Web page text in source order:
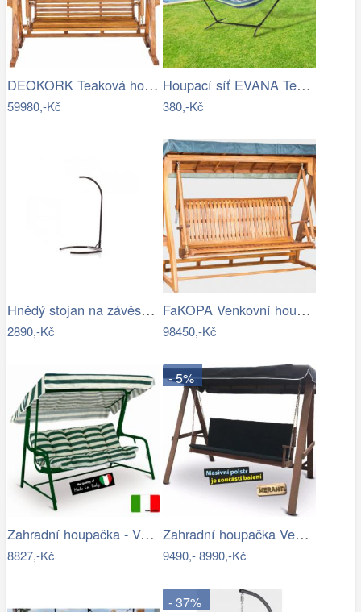
DEOKORK Teaková houpačka AVANTI Šíře…
59980,-Kč
Houpací síť EVANA Tempo Kondela
380,-Kč
Hnědý stojan na závěsné houpací křeslo…
2890,-Kč
FaKOPA Venkovní houpačka ze dřeva…
98450,-Kč
Zahradní houpačka - VGD
8827,-Kč
- 5%
Zahradní houpačka VeGA BAHARA Mdum
9490,-8990,-Kč
- 37%